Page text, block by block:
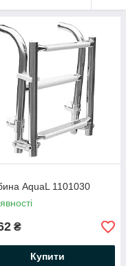
AquaL 1101030
₴
Купити